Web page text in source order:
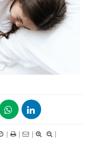
| | |
|